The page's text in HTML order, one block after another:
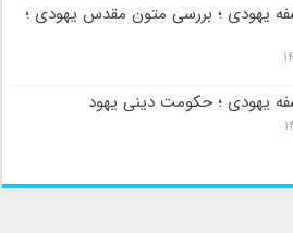
یهودی ؛ بررسی متون مقدس یهودی ؛
یهودی ؛ حکومت دینی یهود